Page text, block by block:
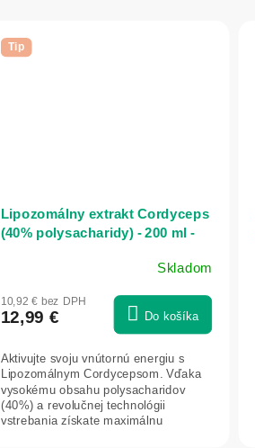
Tip
Lipozomálny extrakt Cordyceps
(40% polysacharidy) - 200 ml -
produktu
z
5
hviezdičiek.
Skladom
10,92 € bez DPH
12,99 € Do košíka
Aktivujte svoju vnútornú energiu s
Lipozomálnym Cordycepsom. Vďaka
vysokému obsahu polysacharidov
(40%) a revolučnej technológii
vstrebania získate maximálnu